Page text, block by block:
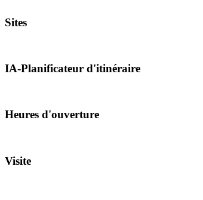
Sites
IA-Planificateur d'itinéraire
Heures d'ouverture
Visite